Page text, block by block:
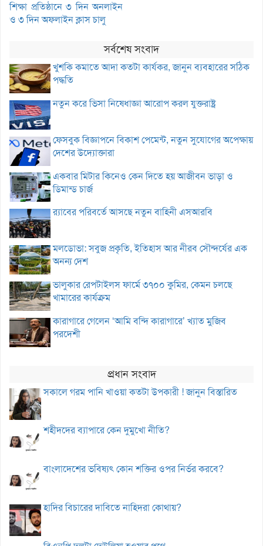
শিক্ষা প্রতিষ্ঠানে ৩ দিন অনলাইন
ও ৩ দিন অফলাইন ক্লাস চালু
সর্বশেষ সংবাদ
খুশকি কমাতে আদা কতটা কার্যকর, জানুন ব্যবহারের সঠিক
পদ্ধতি
নতুন করে ভিসা নিষেধাজ্ঞা আরোপ করল যুক্তরাষ্ট্র
ফেসবুক বিজ্ঞাপনে বিকাশ পেমেন্ট, নতুন সুযোগের অপেক্ষায়
দেশের উদ্যোক্তারা
একবার মিটার কিনেও কেন দিতে হয় আজীবন ভাড়া ও
ডিমান্ড চার্জ
র‌্যাবের পরিবর্তে আসছে নতুন বাহিনী এসআরবি
মলডোভা: সবুজ প্রকৃতি, ইতিহাস আর নীরব সৌন্দর্যের এক
অনন্য দেশ
ভালুকার রেপটাইলস ফার্মে ৩৭০০ কুমির, কেমন চলছে
খামারের কার্যক্রম
কারাগারে গেলেন ‘আমি বন্দি কারাগারে’ খ্যাত মুজিব
পরদেশী
প্রধান সংবাদ
সকালে গরম পানি খাওয়া কতটা উপকারী ! জানুন বিস্তারিত
শহীদদের ব্যাপারে কেন দুমুখো নীতি?
বাংলাদেশের ভবিষ্যৎ কোন শক্তির ওপর নির্ভর করবে?
হাদির বিচারের দাবিতে নাহিদরা কোথায়?